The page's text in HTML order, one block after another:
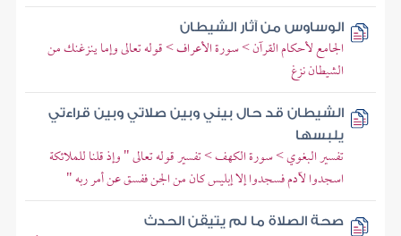
الوساوس من آثار الشيطان
الجامع لأحكام القرآن > سورة الأعراف > قوله تعالى وإما ينزغنك من
الشيطان نزغ
الشيطان قد حال بيني وبين صلاتي وبين قراءتي
يلبسها
تفسير البغوي > سورة الكهف > تفسير قوله تعالى " وإذ قلنا للملائكة
اسجدوا لآدم فسجدوا إلا إبليس كان من الجن ففسق عن أمر ربه "
صحة الصلاة ما لم يتيقن الحدث